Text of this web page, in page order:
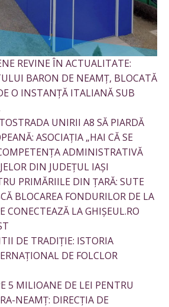
REVINE ÎN ACTUALITATE:
BARON DE NEAMȚ, BLOCATĂ
O INSTANȚĂ ITALIANĂ SUB
UNIRII A8 SĂ PIARDĂ
ASOCIAȚIA „HAI CĂ SE
ADMINISTRATIVĂ
DIN JUDEȚUL IAȘI
PRIMĂRIILE DIN ȚARĂ: SUTE
BLOCAREA FONDURILOR DE LA
CONECTEAZĂ LA GHIȘEUL.RO
DE TRADIȚIE: ISTORIA
DE FOLCLOR
5 MILIOANE DE LEI PENTRU
NEAMȚ: DIRECȚIA DE